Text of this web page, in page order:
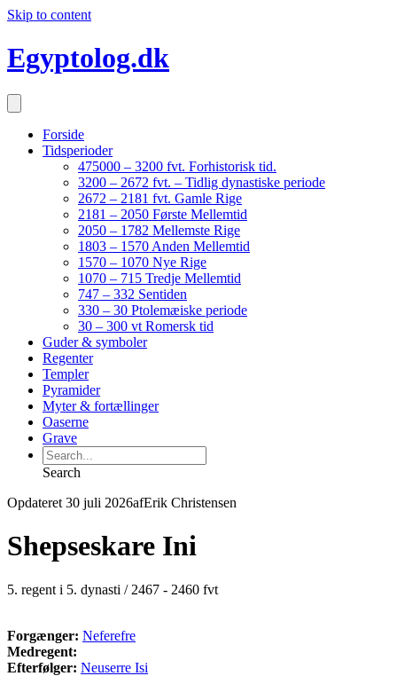
Skip to content
Egyptolog.dk
Forside
Tidsperioder
475000 – 3200 fvt. Forhistorisk tid.
3200 – 2672 fvt. – Tidlig dynastiske periode
2672 – 2181 fvt. Gamle Rige
2181 – 2050 Første Mellemtid
2050 – 1782 Mellemste Rige
1803 – 1570 Anden Mellemtid
1570 – 1070 Nye Rige
1070 – 715 Tredje Mellemtid
747 – 332 Sentiden
330 – 30 Ptolemæiske periode
30 – 300 vt Romersk tid
Guder & symboler
Regenter
Templer
Pyramider
Myter & fortællinger
Oaserne
Grave
Search
Opdateret 30 juli 2026afErik Christensen
Shepseskare Ini
5. regent i 5. dynasti / 2467 - 2460 fvt
Forgænger: Neferefre
Medregent:
Efterfølger: Neuserre Isi